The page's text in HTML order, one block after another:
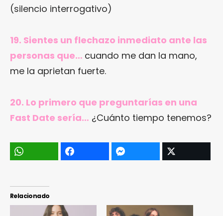
(silencio interrogativo)
19. Sientes un flechazo inmediato ante las
personas que… cuando me dan la mano,
me la aprietan fuerte.
20. Lo primero que preguntarías en una
Fast Date sería… ¿Cuánto tiempo tenemos?
Relacionado